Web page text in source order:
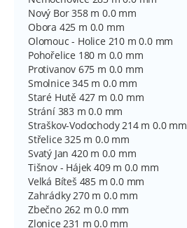
Nový Bor 358 m 0.0 mm
Obora 425 m 0.0 mm
Olomouc - Holice 210 m 0.0 mm
Pohořelice 180 m 0.0 mm
Protivanov 675 m 0.0 mm
Smolnice 345 m 0.0 mm
Staré Hutě 427 m 0.0 mm
Strání 383 m 0.0 mm
Straškov-Vodochody 214 m 0.0 mm
Střelice 325 m 0.0 mm
Svatý Jan 420 m 0.0 mm
Tišnov - Hájek 409 m 0.0 mm
Velká Bíteš 485 m 0.0 mm
Zahrádky 270 m 0.0 mm
Zbečno 262 m 0.0 mm
Zlonice 231 m 0.0 mm